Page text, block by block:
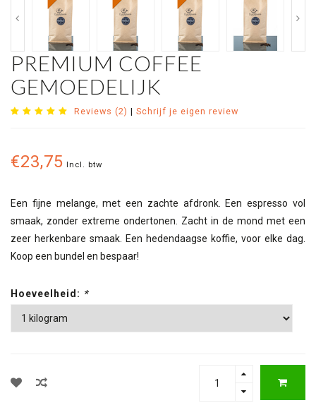
PREMIUM COFFEE
GEMOEDELIJK
Reviews (2) | Schrijf je eigen review
€23,75 Incl. btw
Een fijne melange, met een zachte afdronk. Een espresso vol
smaak, zonder extreme ondertonen. Zacht in de mond met een
zeer herkenbare smaak. Een hedendaagse koffie, voor elke dag.
Koop een bundel en bespaar!
Hoeveelheid: *